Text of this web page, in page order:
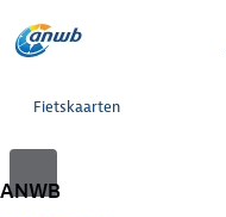
Fietskaarten
ANWB